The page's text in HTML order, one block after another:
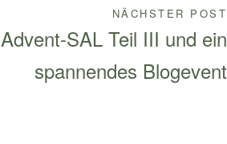
NÄCHSTER POST
Advent-SAL Teil III und ein
spannendes Blogevent